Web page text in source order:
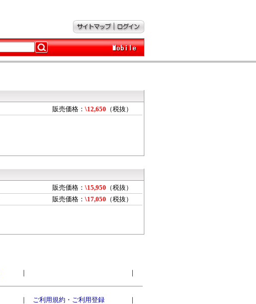
販売価格： \12,650 （税抜）
販売価格： \15,950 （税抜）
販売価格： \17,050 （税抜）
｜ ｜
｜ ご利用規約・ご利用登録 ｜